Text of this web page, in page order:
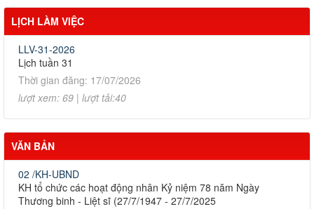
LỊCH LÀM VIỆC
LLV-31-2026
Lịch tuần 31
Thời gian đăng: 17/07/2026
lượt xem: 69 | lượt tải:40
VĂN BẢN
02 /KH-UBND
KH tổ chức các hoạt động nhân Kỷ niệm 78 năm Ngày
Thương binh - Liệt sĩ (27/7/1947 - 27/7/2025